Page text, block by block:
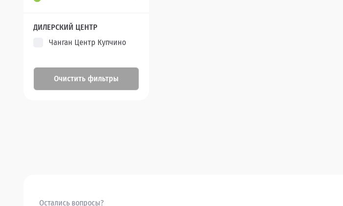
ДИЛЕРСКИЙ ЦЕНТР
Чанган Центр Купчино
Очистить фильтры
Остались вопросы?